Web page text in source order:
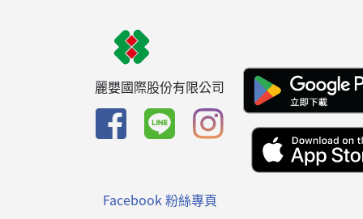
麗嬰國際股份有限公司
Facebook 粉絲專頁